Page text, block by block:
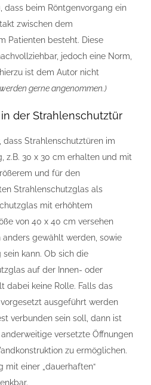
dass beim Röntgenvorgang ein
zwischen dem
Patienten besteht. Diese
jedoch eine Norm,
ist dem Autor nicht
gerne angenommen.)
der Strahlenschutztür
dass Strahlenschutztüren im
z.B. 30 x 30 cm erhalten und mit
und für den
Strahlenschutzglas als
mit erhöhtem
von 40 x 40 cm versehen
anders gewählt werden, sowie
kann. Ob sich die
auf der Innen- oder
dabei keine Rolle. Falls das
ausgeführt werden
verbunden sein soll, dann ist
versetzte Öffnungen
zu ermöglichen.
mit einer „dauerhaften“